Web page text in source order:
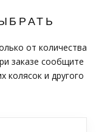
от количества
заказе сообщите
колясок и другого